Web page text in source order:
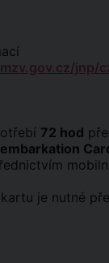
jnp/
72 hod
je nutné